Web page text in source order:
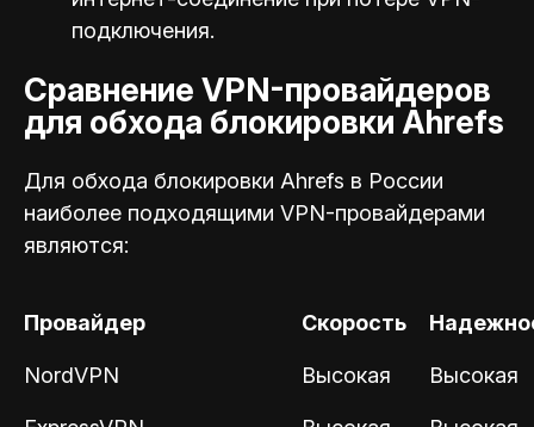
подключения.
Сравнение VPN-провайдеров
для обхода блокировки Ahrefs
Для обхода блокировки Ahrefs в России
наиболее подходящими VPN-провайдерами
являются:
Провайдер Скорость
NordVPN Высокая Высокая